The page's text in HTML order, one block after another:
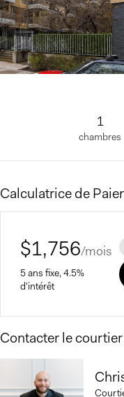
1
chambres
Calculatrice de
$1,756/mois
5 ans fixe, 4.5%
d'intérêt
Home Price
$
Contacter le